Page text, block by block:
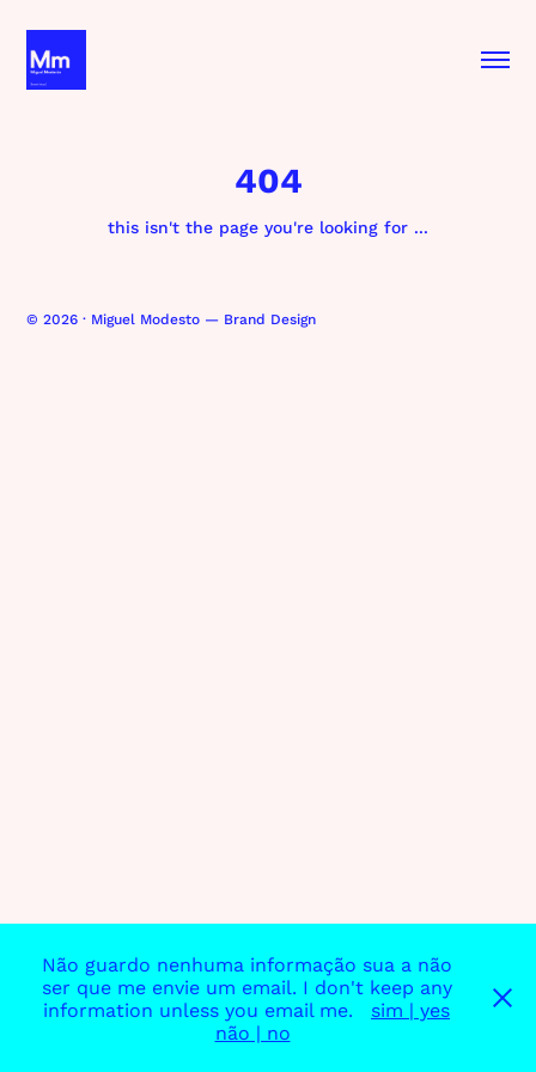
404
this isn't the page you're looking for ...
© 2026 · Miguel Modesto — Brand Design
Não guardo nenhuma informação sua a não
ser que me envie um email. I don't keep any
information unless you email me.
sim | yes
não | no